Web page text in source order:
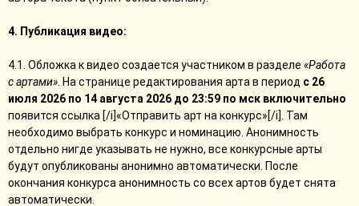
4. Публикация видео:
4.1. Обложка к видео создается участником в разделе «Работа
с артами» . На странице редактирования арта в период с 26
июля 2026 по 14 августа 2026 до 23:59 по мск включительно
появится ссылка [/i]«Отправить арт на конкурс»[/i]. Там
необходимо выбрать конкурс и номинацию. Анонимность
отдельно нигде указывать не нужно, все конкурсные арты
будут опубликованы анонимно автоматически. После
окончания конкурса анонимность со всех артов будет снята
автоматически.